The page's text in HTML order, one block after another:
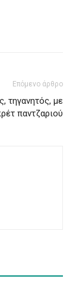
Επόμενο άρθρο
τηγανητός, με
παντζαριού